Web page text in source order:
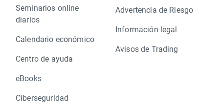
Seminarios online
diarios
Calendario económico
Centro de ayuda
eBooks
Ciberseguridad
Advertencia de Riesgo
Información legal
Avisos de Trading